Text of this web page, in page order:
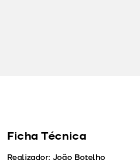
Ficha Técnica
Realizador: João Botelho